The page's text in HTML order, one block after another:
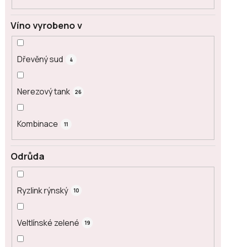
Odrůda
Ryzlink rýnský 10
Veltlínské zelené 19
Víno vyrobeno v
Dřevěný sud 4
Nerezový tank 26
Kombinace 11